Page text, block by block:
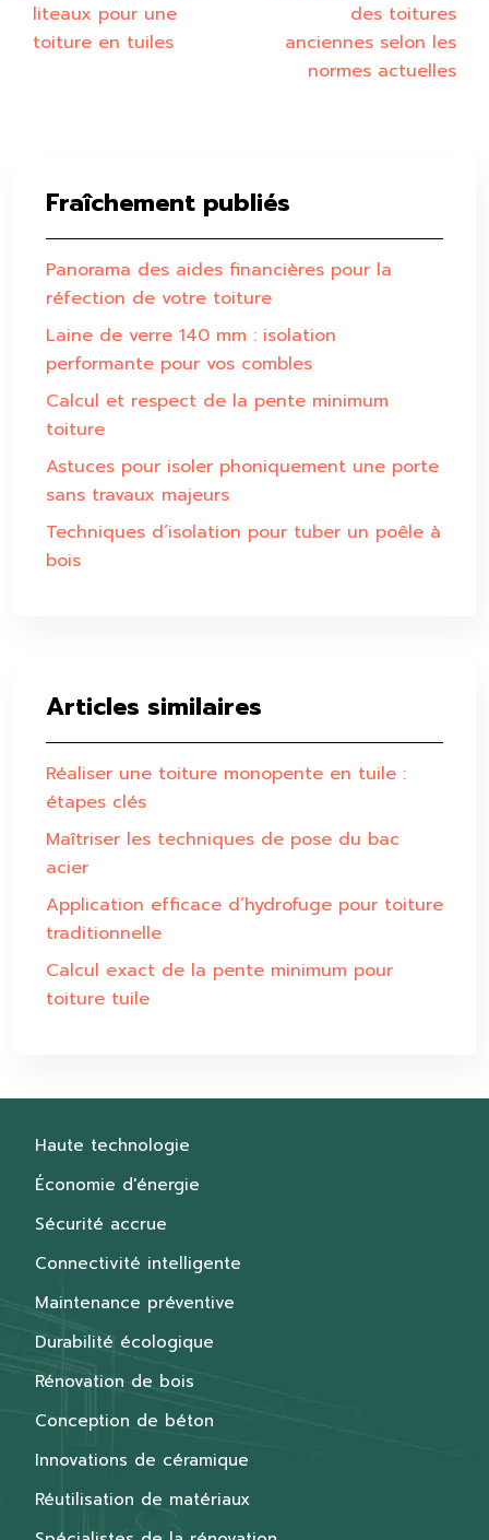
liteaux pour une
toiture en tuiles
des toitures
anciennes selon les
normes actuelles
Fraîchement publiés
Panorama des aides financières pour la
réfection de votre toiture
Laine de verre 140 mm : isolation
performante pour vos combles
Calcul et respect de la pente minimum
toiture
Astuces pour isoler phoniquement une porte
sans travaux majeurs
Techniques d’isolation pour tuber un poêle à
bois
Articles similaires
Réaliser une toiture monopente en tuile :
étapes clés
Maîtriser les techniques de pose du bac
acier
Application efficace d’hydrofuge pour toiture
traditionnelle
Calcul exact de la pente minimum pour
toiture tuile
Haute technologie
Économie d'énergie
Sécurité accrue
Connectivité intelligente
Maintenance préventive
Durabilité écologique
Rénovation de bois
Conception de béton
Innovations de céramique
Réutilisation de matériaux